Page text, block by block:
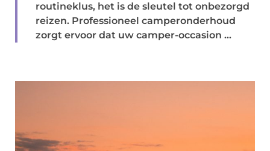
routineklus, het is de sleutel tot onbezorgd
reizen. Professioneel camperonderhoud
zorgt ervoor dat uw camper-occasion ...